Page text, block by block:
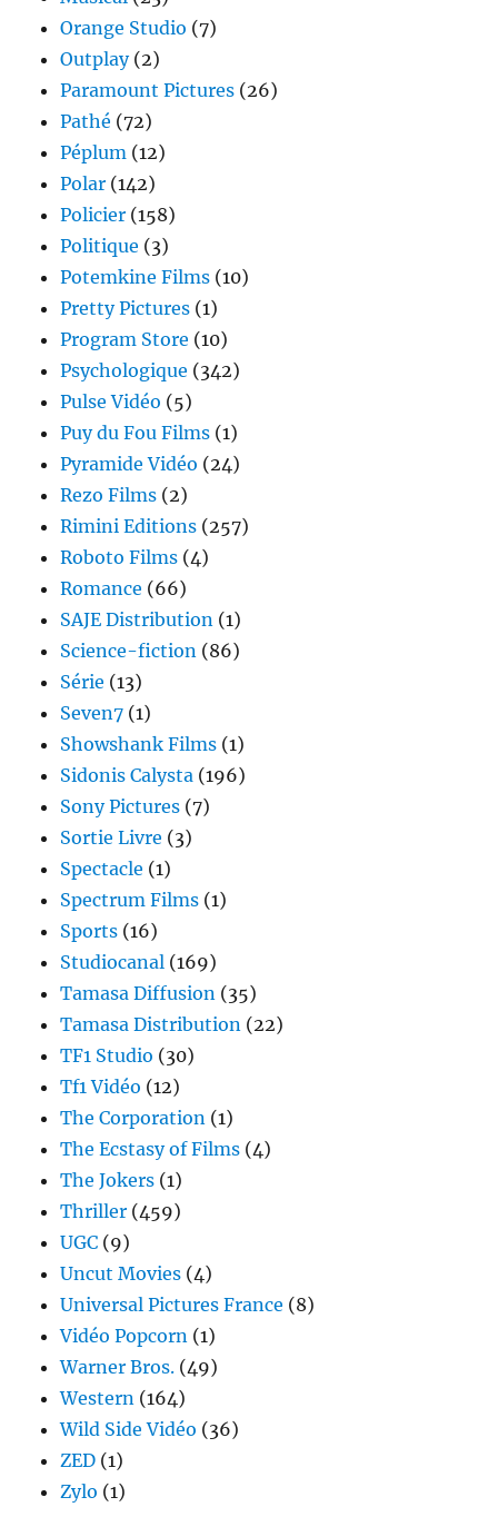
Orange Studio (7)
Outplay(2)
Paramount Pictures (26)
Pathé (72)
Péplum (12)
Polar (142)
Policier (158)
Politique (3)
Potemkine Films (10)
Pretty Pictures (1)
Program Store (10)
Psychologique (342)
Pulse Vidéo (5)
Puy du Fou Films (1)
Pyramide Vidéo (24)
Rezo Films (2)
Rimini Editions (257)
Roboto Films (4)
Romance (66)
SAJE Distribution (1)
Science-fiction (86)
Série (13)
Seven7 (1)
Showshank Films (1)
Sidonis Calysta (196)
Sony Pictures (7)
Sortie Livre (3)
Spectacle (1)
Spectrum Films (1)
Sports (16)
Studiocanal (169)
Tamasa Diffusion (35)
Tamasa Distribution (22)
TF1 Studio (30)
Tf1 Vidéo (12)
The Corporation (1)
The Ecstasy of Films (4)
The Jokers (1)
Thriller (459)
UGC (9)
Uncut Movies (4)
Universal Pictures France (8)
Vidéo Popcorn (1)
Warner Bros. (49)
Western (164)
Wild Side Vidéo (36)
ZED (1)
Zylo (1)